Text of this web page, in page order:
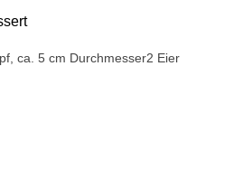
ca. 5 cm Durchmesser2 Eier